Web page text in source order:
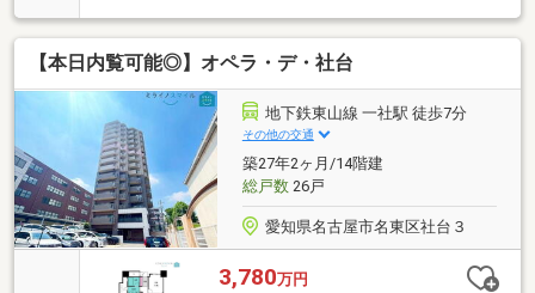
バス交換（浴室暖房乾燥機付） ・トイレ交換 ・給
湯器交換（エコジョーズ） ・床暖房マット取替 ・
エアコン交換（１台）・・等～～～～～～～～～～～
～～～～～～～～～～すべてのステージでお客様に安
心をお届けしますSTAGE１． 仕入れ品質 STAGE２．
プランニング品質 STAGE３． 施工品質 STAGE４． ア
フターサービス品質
【本日内覧可能◎】オペラ・デ・社台
地下鉄東山線 一社駅 徒歩7分
その他の交通
築27年2ヶ月/14階建
総戸数26戸
愛知県名古屋市名東区社台３
3,780万円